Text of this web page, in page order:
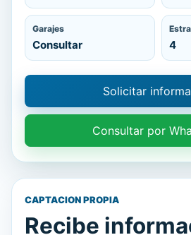
Garajes
Consultar 4
Solicitar
Consultar por
CAPTACION PROPIA
Recibe